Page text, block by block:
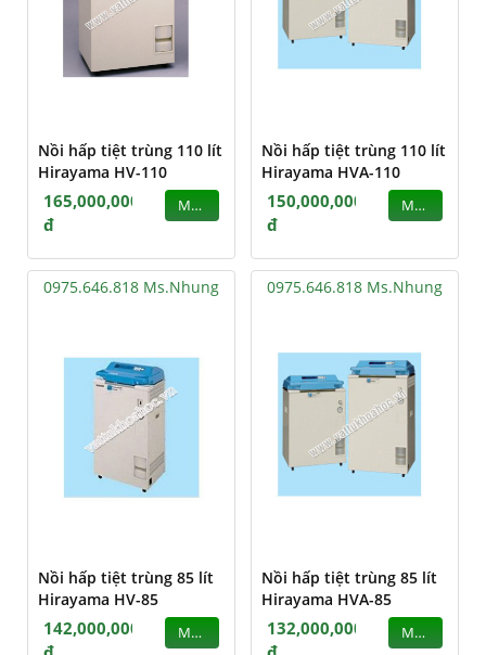
Nồi hấp tiệt trùng 110 lít
Hirayama HV-110
165,000,000
đ
MUA
Nồi hấp tiệt trùng 110 lít
Hirayama HVA-110
150,000,000
đ
MUA
0975.646.818 Ms.Nhung
Nồi hấp tiệt trùng 85 lít
Hirayama HV-85
142,000,000
MUA
0975.646.818 Ms.Nhung
Nồi hấp tiệt trùng 85 lít
Hirayama HVA-85
132,000,000
MUA